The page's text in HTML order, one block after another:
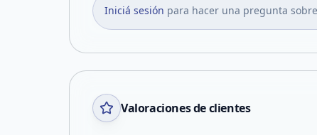
Iniciá sesión para hacer una pregunta
Valoraciones de clientes